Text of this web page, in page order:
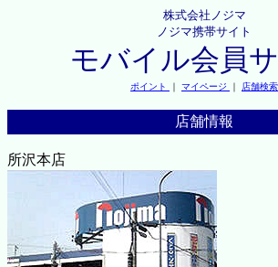
株式会社ノジマ
ノジマ携帯サイト
モバイル会員
ポイント ｜ マイページ ｜ 店舗検索
店舗情報
所沢本店